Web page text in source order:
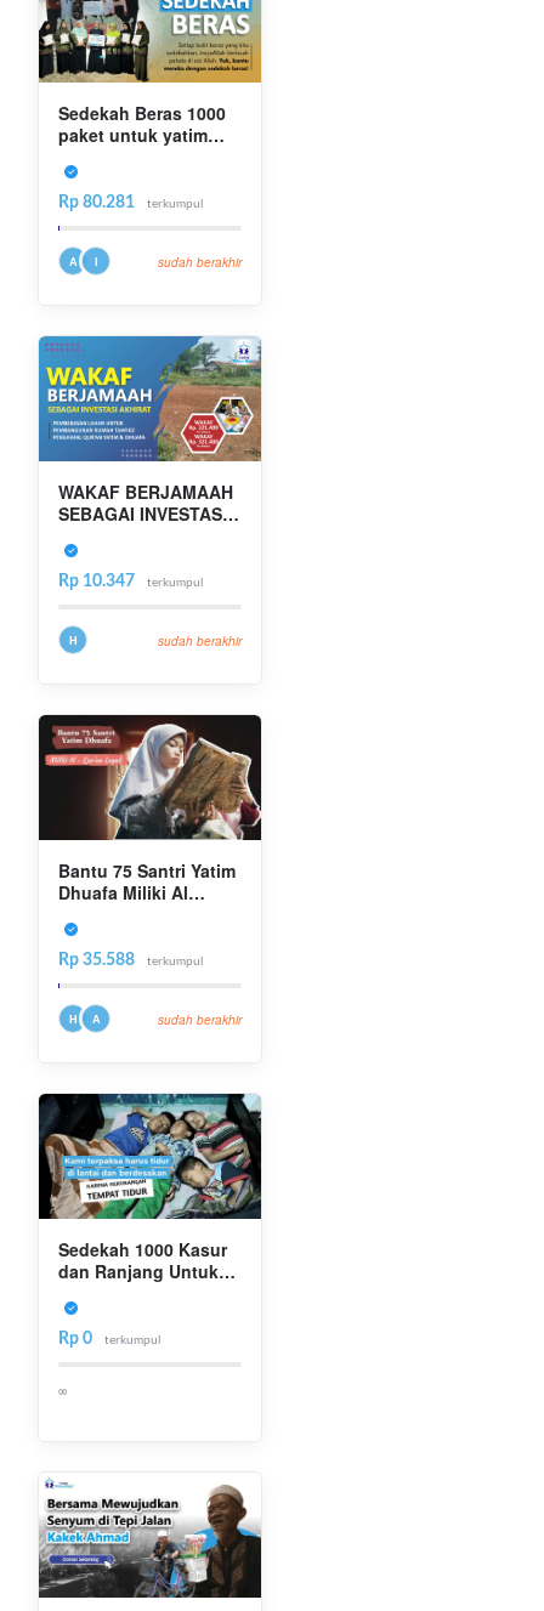
Sedekah Beras 1000
paket untuk yatim
Rp 80.281 terkumpul
A I sudah berakhir
WAKAF BERJAMAAH
SEBAGAI INVESTASI
Rp 10.347 terkumpul
H sudah berakhir
Bantu 75 Santri Yatim
Dhuafa Miliki Al
Rp 35.588 terkumpul
H A sudah berakhir
Sedekah 1000 Kasur
dan Ranjang Untuk
Rp 0 terkumpul
∞